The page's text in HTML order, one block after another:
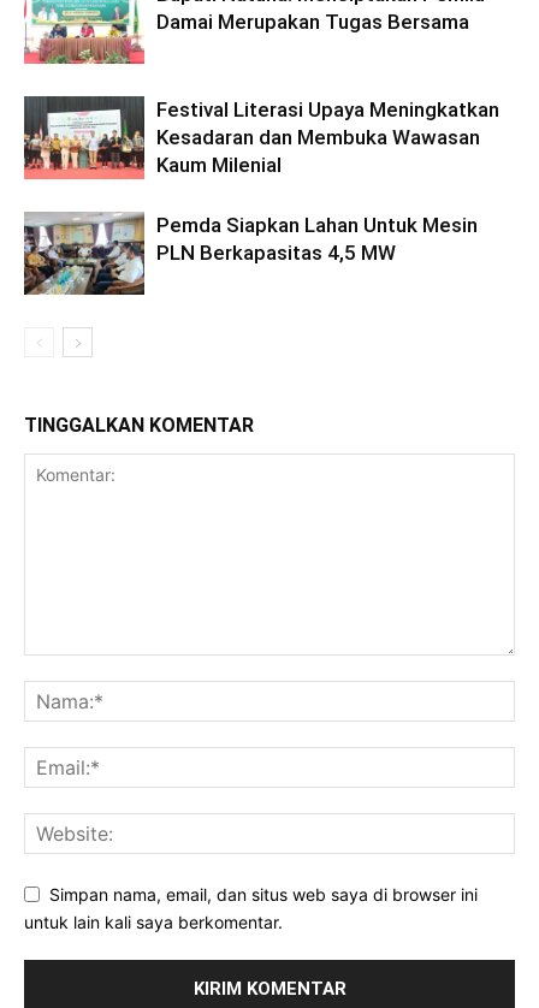
Damai Merupakan Tugas Bersama
Festival Literasi Upaya Meningkatkan
Kesadaran dan Membuka Wawasan
Kaum Milenial
Pemda Siapkan Lahan Untuk Mesin
PLN Berkapasitas 4,5 MW
TINGGALKAN KOMENTAR
Simpan nama, email, dan situs web saya di browser ini
untuk lain kali saya berkomentar.